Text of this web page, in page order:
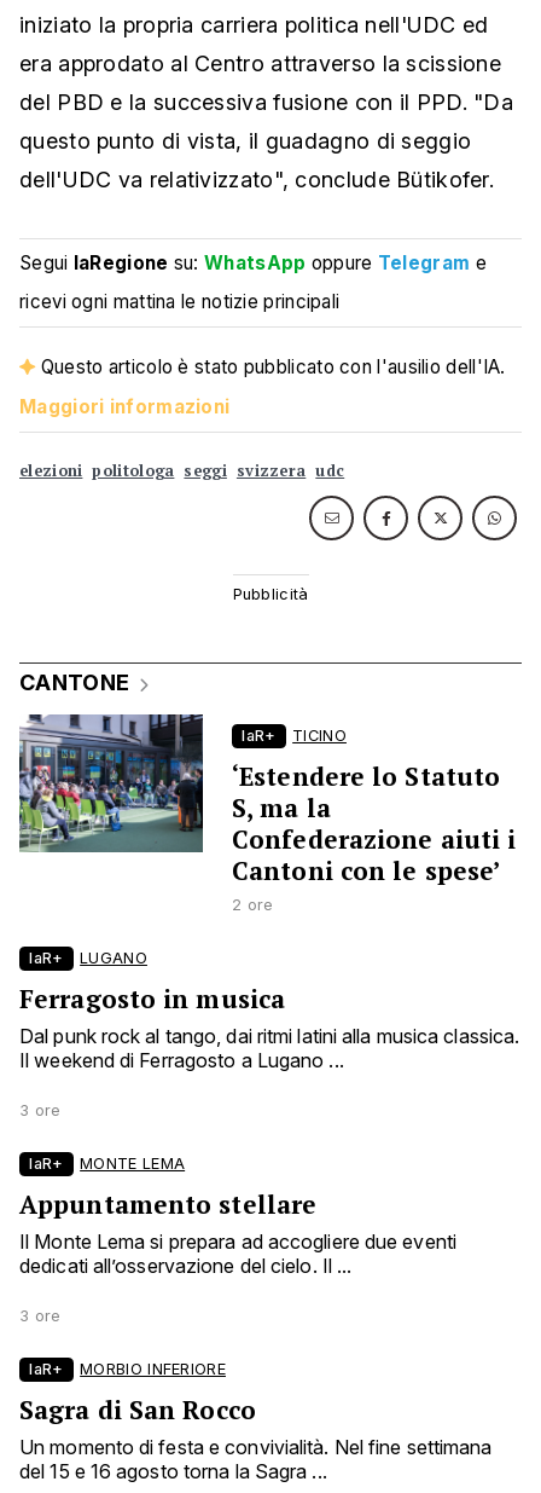
iniziato la propria carriera politica nell'UDC ed
era approdato al Centro attraverso la scissione
del PBD e la successiva fusione con il PPD. "Da
questo punto di vista, il guadagno di seggio
dell'UDC va relativizzato", conclude Bütikofer.
Segui laRegione su:WhatsApp oppure Telegram e
ricevi ogni mattina le notizie principali
Questo articolo è stato pubblicato con l'ausilio dell'IA.
Maggiori informazioni
elezioni politologa seggi svizzera udc
CANTONE
laR+ TICINO
‘Estendere lo Statuto
S, ma la
Confederazione aiuti i
Cantoni con le spese’
2 ore
laR+ LUGANO
Ferragosto in musica
Dal punk rock al tango, dai ritmi latini alla musica classica.
Il weekend di Ferragosto a Lugano ...
3 ore
laR+ MONTE LEMA
Appuntamento stellare
Il Monte Lema si prepara ad accogliere due eventi
dedicati all’osservazione del cielo. Il ...
3 ore
laR+ MORBIO INFERIORE
Sagra di San Rocco
Un momento di festa e convivialità. Nel fine settimana
del 15 e 16 agosto torna la Sagra ...